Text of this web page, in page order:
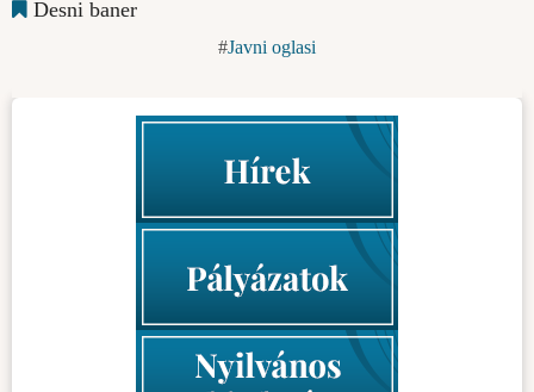
Desni baner
Javni oglasi